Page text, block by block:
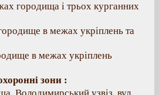
городища і трьох курганних
в межах укріплень та
в межах укріплень
зони :